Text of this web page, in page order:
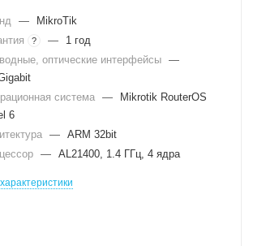
—
MikroTik
? —
1 год
оптические интерфейсы —
система —
Mikrotik RouterOS
6
— ARM 32bit
— AL21400, 1.4 ГГц, 4 ядра